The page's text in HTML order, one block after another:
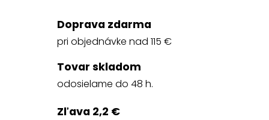
Doprava zdarma
pri objednávke nad 115 €
Tovar skladom
odosielame do 48 h.
Zľava 2,2 €